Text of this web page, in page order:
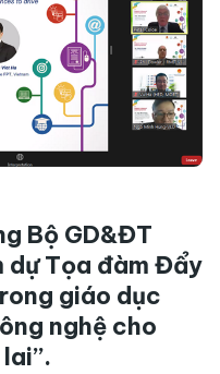
Bộ GD&ĐT
dự Tọa đàm Đẩy
giáo dục
nghệ cho